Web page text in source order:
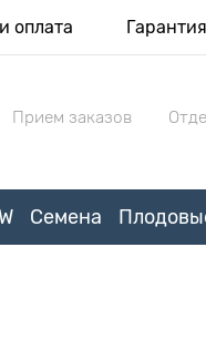
оплата Гарантия
Прием заказов
Семена